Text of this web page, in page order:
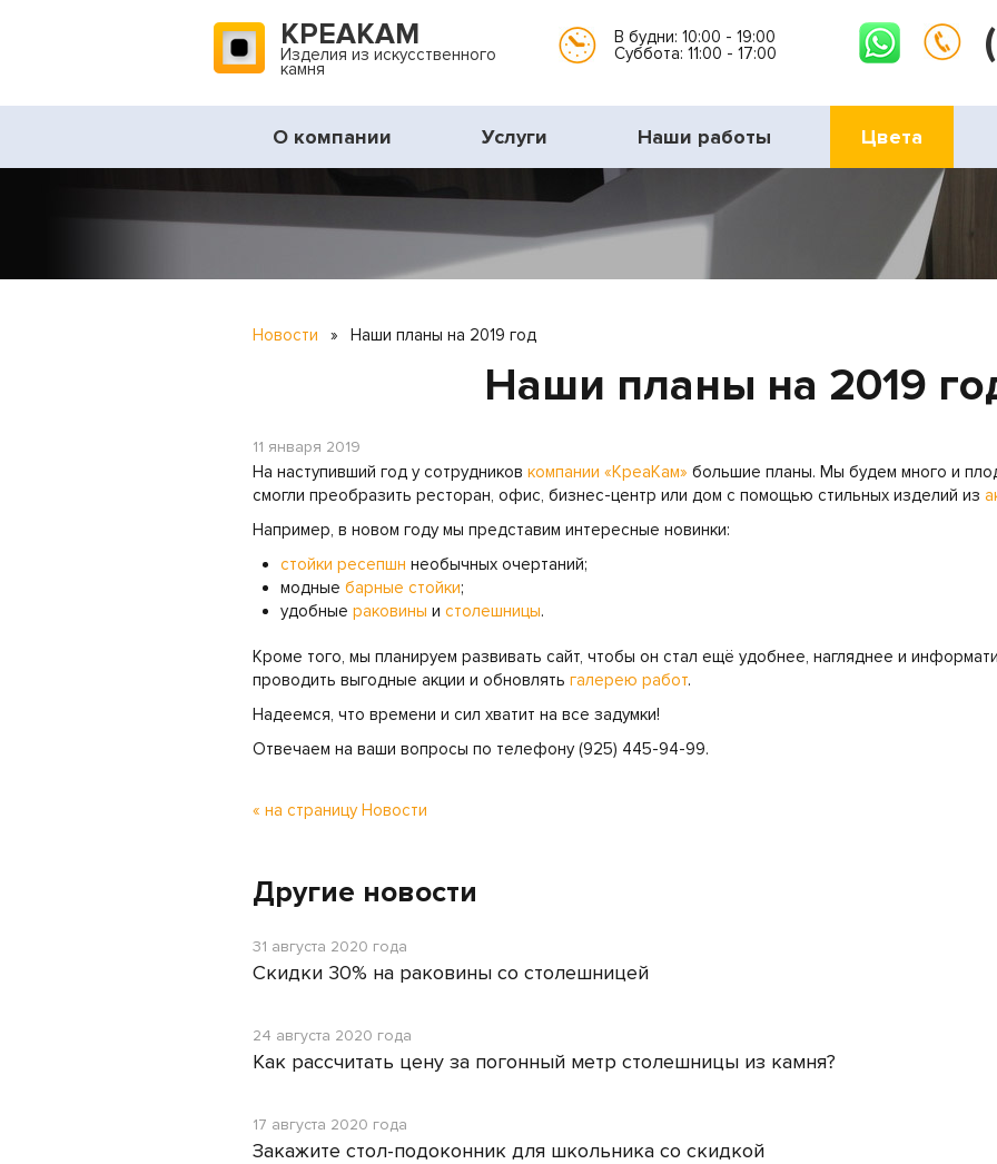
КРЕАКАМ
Изделия из искусственного
камня
В будни: 10:00 - 19:00
Суббота: 11:00 - 17:00
О компании Услуги Наши работы Цвета
Новости » Наши планы на 2019 год
Наши планы на 2019
11 января 2019
На наступивший год у сотрудников компании «КреаКам» большие планы. Мы будем много и
смогли преобразить ресторан, офис, бизнес-центр или дом с помощью стильных изделий из
Например, в новом году мы представим интересные новинки:
стойки ресепшн необычных очертаний;
модные барные стойки;
удобные раковины и столешницы.
Кроме того, мы планируем развивать сайт, чтобы он стал ещё удобнее, нагляднее и
проводить выгодные акции и обновлять галерею работ.
Надеемся, что времени и сил хватит на все задумки!
Отвечаем на ваши вопросы по телефону (925) 445-94-99.
« на страницу Новости
Другие новости
31 августа 2020 года
Скидки 30% на раковины со столешницей
24 августа 2020 года
Как рассчитать цену за погонный метр столешницы из камня?
17 августа 2020 года
Закажите стол-подоконник для школьника со скидкой